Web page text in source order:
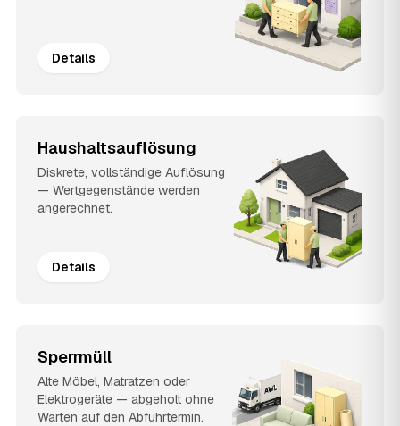
Details
Haushaltsauflösung
Diskrete, vollständige Auflösung
— Wertgegenstände werden
angerechnet.
Details
Sperrmüll
Alte Möbel, Matratzen oder
Elektrogeräte — abgeholt ohne
Warten auf den Abfuhrtermin.